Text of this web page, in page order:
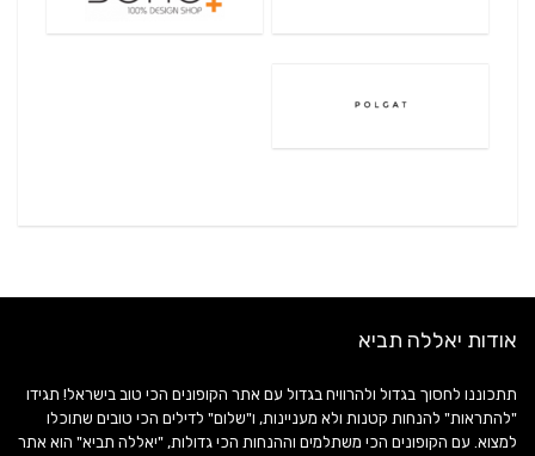
אודות יאללה תביא
תתכוננו לחסוך בגדול ולהרוויח בגדול עם אתר הקופונים הכי טוב בישראל! תגידו
"להתראות" להנחות קטנות ולא מעניינות, ו"שלום" לדילים הכי טובים שתוכלו
למצוא. עם הקופונים הכי משתלמים וההנחות הכי גדולות, "יאללה תביא" הוא אתר